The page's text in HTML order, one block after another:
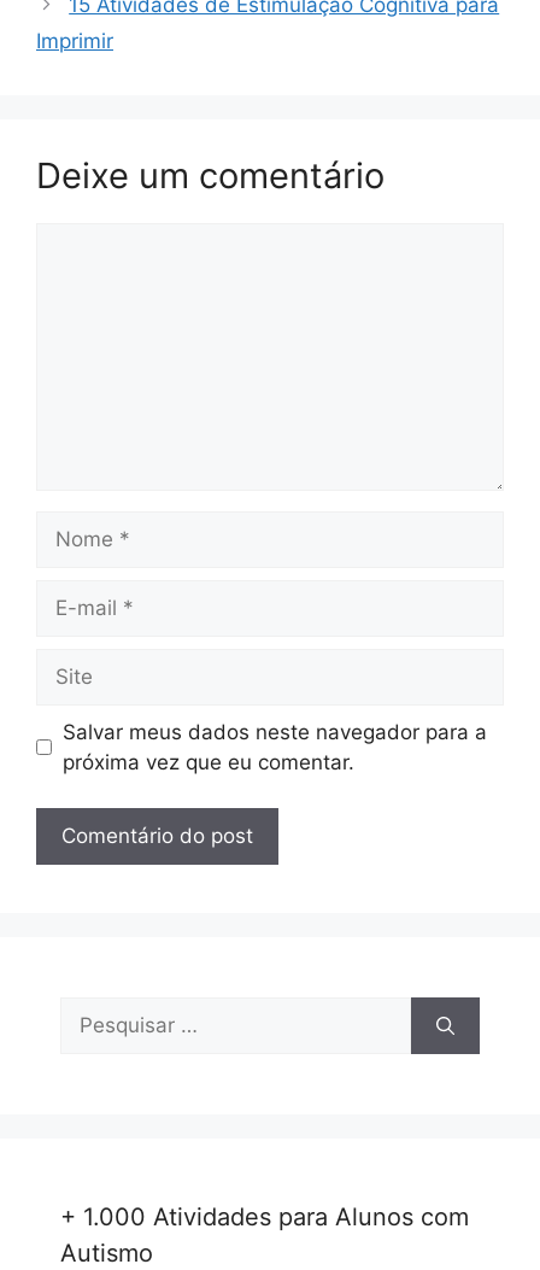
Imprimir
Deixe um comentário
mail
Salvar meus dados neste navegador para a
próxima vez que eu comentar.
Pesquisar
+ 1.000 Atividades para Alunos com
Autismo